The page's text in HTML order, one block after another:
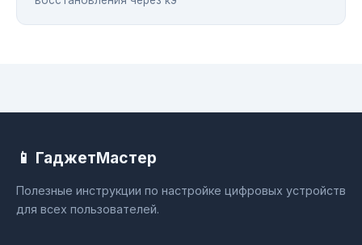
📱 ГаджетМастер
Полезные инструкции по настройке цифровых устройств
для всех пользователей.